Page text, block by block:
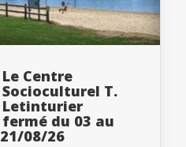
Le Centre
Socioculturel T.
Letinturier
fermé du 03 au
21/08/26